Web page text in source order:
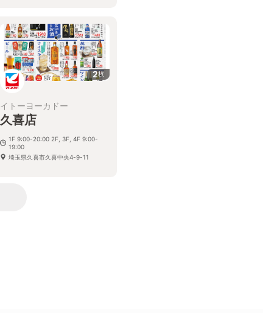
2枚
イトーヨーカドー
久喜店
1F 9:00-20:00 2F, 3F, 4F 9:00-
19:00
埼玉県久喜市久喜中央4-9-11